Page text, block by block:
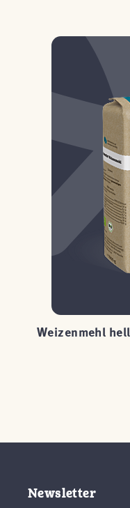
Weizenmehl
Newsletter